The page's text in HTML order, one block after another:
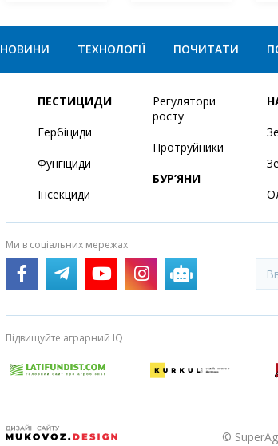
НОВИНИ ТЕХНОЛОГІЇ ПОЧИТАТИ
ПЕСТИЦИДИ
Гербіциди
Фунгіциди
Інсекциди
Регулятори
росту
Протруйники
БУР’ЯНИ
Ми в соціальних мережах
Підвищуйте аграрний IQ
©